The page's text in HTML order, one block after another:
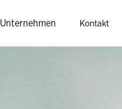
Unternehmen Kontakt